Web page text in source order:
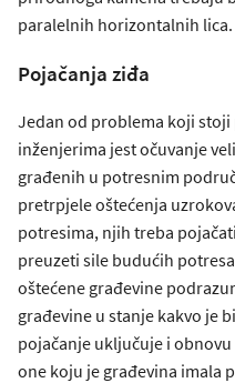
paralelnih horizontalnih lica.
Pojačanja ziđa
Jedan od problema koji
inženjerima jest očuvanje
građenih u potresnim
pretrpjele oštećenja
potresima, njih treba
preuzeti sile budućih
oštećene građevine
građevine u stanje kakvo je
pojačanje uključuje i
one koju je građevina imala